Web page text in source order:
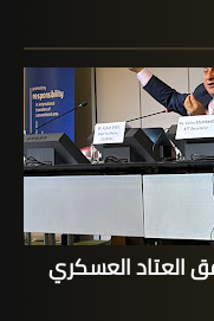
العتاد العسكري